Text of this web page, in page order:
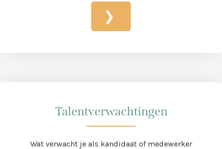
Talentverwachtingen
Wat verwacht je als kandidaat of medewerker